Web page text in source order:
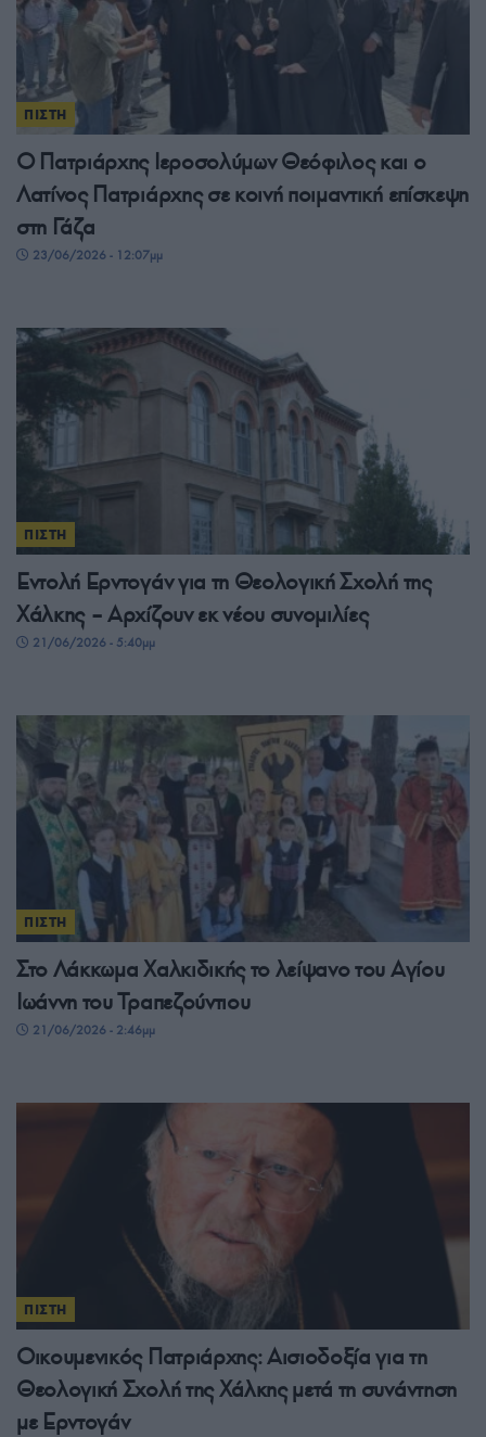
ΠΙΣΤΗ
Ο Πατριάρχης Ιεροσολύμων Θεόφιλος και ο
Λατίνος Πατριάρχης σε κοινή ποιμαντική επίσκεψη
στη Γάζα
23/06/2026 - 12:07μμ
ΠΙΣΤΗ
Εντολή Ερντογάν για τη Θεολογική Σχολή της
Χάλκης – Αρχίζουν εκ νέου συνομιλίες
21/06/2026 - 5:40μμ
ΠΙΣΤΗ
Στο Λάκκωμα Χαλκιδικής το λείψανο του Αγίου
Ιωάννη του Τραπεζούντιου
21/06/2026 - 2:46μμ
ΠΙΣΤΗ
Οικουμενικός Πατριάρχης: Αισιοδοξία για τη
Θεολογική Σχολή της Χάλκης μετά τη συνάντηση
με Ερντογάν